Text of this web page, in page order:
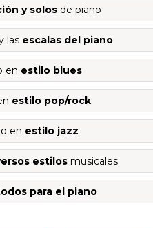
y solos de piano
las escalas del piano
en estilo blues
estilo pop/rock
en estilo jazz
estilosmusicales
para el piano